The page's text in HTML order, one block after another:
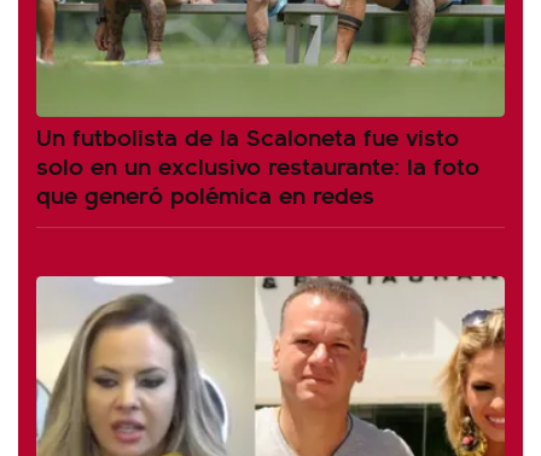
Un futbolista de la Scaloneta fue visto
solo en un exclusivo restaurante: la foto
que generó polémica en redes